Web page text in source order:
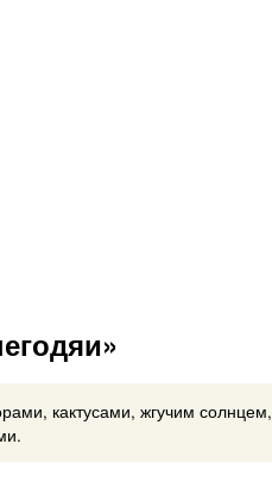
кактусами, жгучим солнцем,